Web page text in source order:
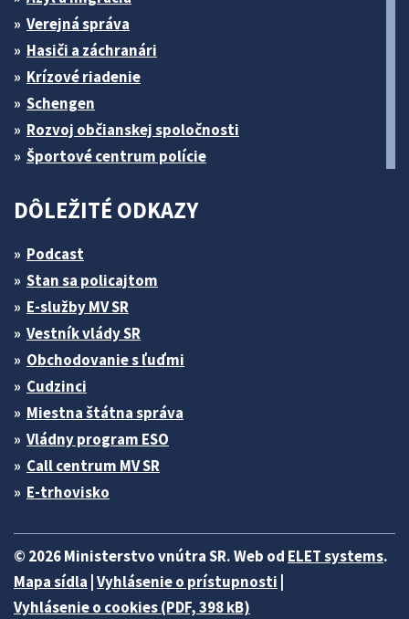
Verejná správa
Hasiči a záchranári
Krízové riadenie
Schengen
Rozvoj občianskej spoločnosti
Športové centrum polície
DÔLEŽITÉ ODKAZY
Podcast
Stan sa policajtom
E-služby MV SR
Vestník vlády SR
Obchodovanie s ľuďmi
Cudzinci
Miestna štátna správa
Vládny program ESO
Call centrum MV SR
E-trhovisko
© 2026 Ministerstvo vnútra SR. Web od ELET systems.
Mapa sídla Vyhlásenie o prístupnosti
Vyhlásenie o cookies (PDF, 398 kB)